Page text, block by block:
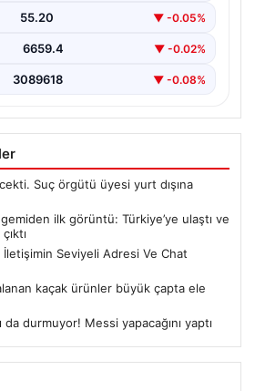
55.20 ▼ -0.05%
6659.4 ▼ -0.02%
3089618 ▼ -0.08%
Suç örgütü üyesi yurt dışına
ilk görüntü: Türkiye’ye ulaştı ve
Seviyeli Adresi Ve Chat
kaçak ürünler büyük çapta ele
da durmuyor! Messi yapacağını yaptı